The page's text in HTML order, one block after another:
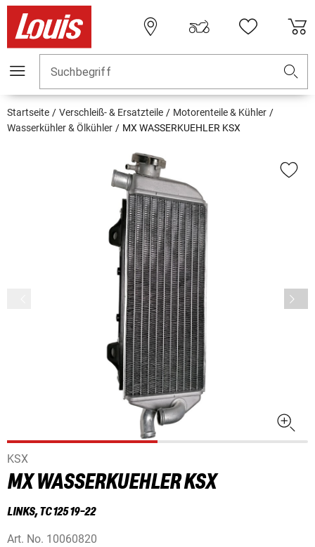
Suchbegriff
Startseite Verschleiß- & Ersatzteile
Motorenteile & Kühler
Wasserkühler & Ölkühler
MX WASSERKUEHLER KSX
KSX
MX WASSERKUEHLER KSX
LINKS, TC 125 19-22
Art. No. 10060820